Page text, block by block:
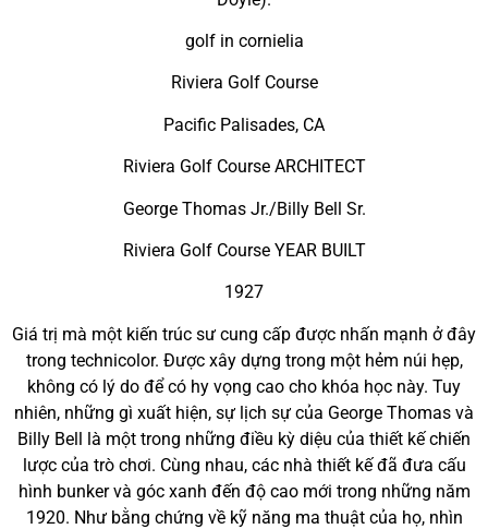
golf in cornielia
Riviera Golf Course
Pacific Palisades, CA
Riviera Golf Course ARCHITECT
George Thomas Jr./Billy Bell Sr.
Riviera Golf Course YEAR BUILT
1927
Giá trị mà một kiến trúc sư cung cấp được nhấn mạnh ở đây
trong technicolor. Được xây dựng trong một hẻm núi hẹp,
không có lý do để có hy vọng cao cho khóa học này. Tuy
nhiên, những gì xuất hiện, sự lịch sự của George Thomas và
Billy Bell là một trong những điều kỳ diệu của thiết kế chiến
lược của trò chơi. Cùng nhau, các nhà thiết kế đã đưa cấu
hình bunker và góc xanh đến độ cao mới trong những năm
1920. Như bằng chứng về kỹ năng ma thuật của họ, nhìn